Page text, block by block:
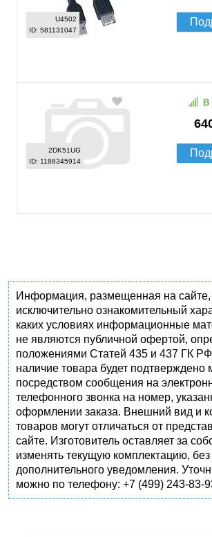
U4502
ID: 581131047
2DK51UG
ID: 1188345914
В
Информация, размещенная на сайте,
исключительно ознакомительный
каких условиях информационные
не являются публичной офертой,
положениями Статей 435 и 437 ГК
наличие товара будет
посредством сообщения на
телефонного звонка на номер,
оформлении заказа. Внешний вид и
товаров могут отличаться от
сайте. Изготовитель оставляет за
изменять текущую комплектацию, без
дополнительного уведомления.
можно по телефону: +7 (499) 243-83-